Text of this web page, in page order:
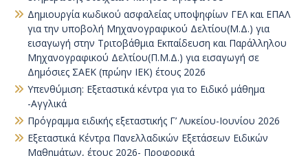
Δημιουργία κωδικού ασφαλείας υποψηφίων ΓΕΛ και ΕΠΑΛ
για την υποβολή Μηχανογραφικού Δελτίου(Μ.Δ.) για
εισαγωγή στην Τριτοβάθμια Εκπαίδευση και Παράλληλου
Μηχανογραφικού Δελτίου(Π.Μ.Δ.) για εισαγωγή σε
Δημόσιες ΣΑΕΚ (πρώην ΙΕΚ) έτους 2026
Υπενθύμιση: Εξεταστικά κέντρα για το Ειδικό μάθημα
-Αγγλικά
Πρόγραμμα ειδικής εξεταστικής Γ’ Λυκείου-Ιουνίου 2026
Εξεταστικά Κέντρα Πανελλαδικών Εξετάσεων Ειδικών
Μαθημάτων, έτους 2026- Προφορικά